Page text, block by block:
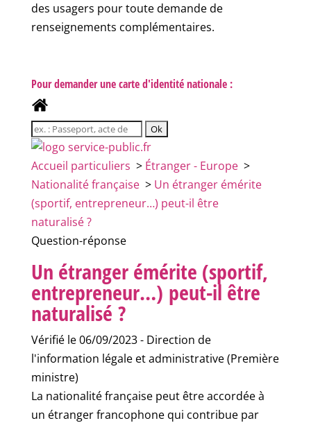
des usagers pour toute demande de
renseignements complémentaires.
Pour demander une carte d'identité nationale :
Accueil particuliers > Étranger - Europe >
Nationalité française > Un étranger émérite
(sportif, entrepreneur…) peut-il être
naturalisé ?
Question-réponse
Un étranger émérite (sportif,
entrepreneur…) peut-il être
naturalisé ?
Vérifié le 06/09/2023 - Direction de
l'information légale et administrative (Première
ministre)
La nationalité française peut être accordée à
un étranger francophone qui contribue par